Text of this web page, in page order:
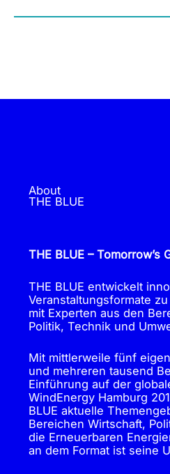
About
THE BLUE
THE BLUE – Tomorrow’s
THE BLUE entwickelt
Veranstaltungsformate
mit Experten aus den
Politik, Technik und
Mit mittlerweile fünf
und mehreren tausend
Einführung auf der
WindEnergy Hamburg
BLUE aktuelle
Bereichen Wirtschaft,
die Erneuerbaren
an dem Format ist seine